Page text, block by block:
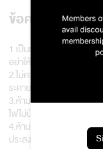
ข้อควรระวัง
1.เป็นผลิตภัณฑ์สำหรับใช้ภ
อย่าให้เข้าตาหรือปาก
2.ไม่ควรใช้งานกับเด็กเล็ก
ระคายเคืองได้
3.ห้ามสเปรย์ใกล้บริเวณที่
ไฟไม่น้อยกว่า 15 ซม.
4.ห้ามสเปรย์บริเวณผิวห
ประสงค์